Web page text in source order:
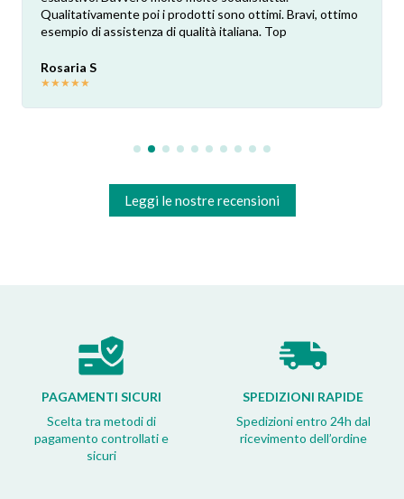
Qualitativamente poi i prodotti sono ottimi. Bravi, ottimo
esempio di assistenza di qualità italiana. Top
Rosaria S
★★★★★
Leggi le nostre recensioni
PAGAMENTI SICURI
Scelta tra metodi di
pagamento controllati e
sicuri
SPEDIZIONI RAPIDE
Spedizioni entro 24h dal
ricevimento dell’ordine